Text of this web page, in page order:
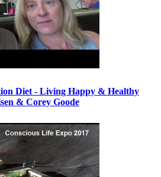
Diet - Living Happy & Healthy
& Corey Goode